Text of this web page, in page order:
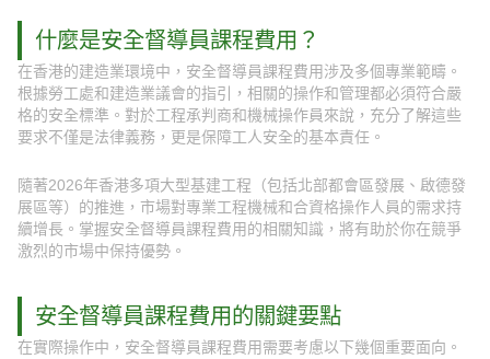
什麼是安全督導員課程費用？
在香港的建造業環境中，安全督導員課程費用涉及多個專業範疇。
根據勞工處和建造業議會的指引，相關的操作和管理都必須符合嚴
格的安全標準。對於工程承判商和機械操作員來說，充分了解這些
要求不僅是法律義務，更是保障工人安全的基本責任。
隨著2026年香港多項大型基建工程（包括北部都會區發展、啟德發
展區等）的推進，市場對專業工程機械和合資格操作人員的需求持
續增長。掌握安全督導員課程費用的相關知識，將有助於你在競爭
激烈的市場中保持優勢。
安全督導員課程費用的關鍵要點
在實際操作中，安全督導員課程費用需要考慮以下幾個重要面向。